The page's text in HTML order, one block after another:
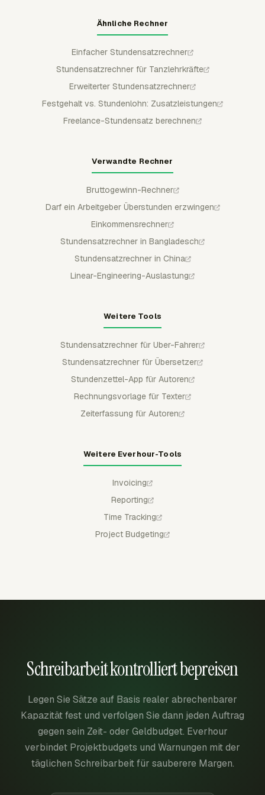
Ähnliche Rechner
Einfacher Stundensatzrechner
Stundensatzrechner für Tanzlehrkräfte
Erweiterter Stundensatzrechner
Festgehalt vs. Stundenlohn: Zusatzleistungen
Freelance-Stundensatz berechnen
Verwandte Rechner
Bruttogewinn-Rechner
Darf ein Arbeitgeber Überstunden erzwingen
Einkommensrechner
Stundensatzrechner in Bangladesch
Stundensatzrechner in China
Linear-Engineering-Auslastung
Weitere Tools
Stundensatzrechner für Uber-Fahrer
Stundensatzrechner für Übersetzer
Stundenzettel-App für Autoren
Rechnungsvorlage für Texter
Zeiterfassung für Autoren
Weitere Everhour-Tools
Invoicing
Reporting
Time Tracking
Project Budgeting
Schreibarbeit kontrolliert bepreisen
Legen Sie Sätze auf Basis realer abrechenbarer
Kapazität fest und verfolgen Sie dann jeden Auftrag
gegen sein Zeit- oder Geldbudget. Everhour
verbindet Projektbudgets und Warnungen mit der
täglichen Schreibarbeit für sauberere Margen.